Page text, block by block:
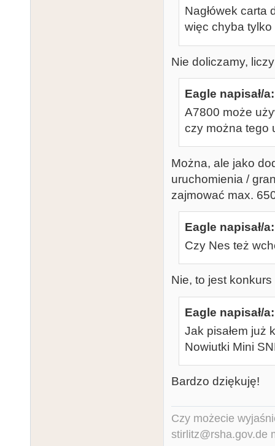
Nagłówek carta
więc chyba
Nie doliczamy,
Eagle napisał/a:
A7800 może
czy można tego
Można, ale jako
uruchomienia /
zajmować max.
Eagle napisał/a:
Czy Nes też
Nie, to jest
Eagle napisał/a:
Jak pisałem już
Nowiutki Mini
Bardzo dziękuję!
Czy możecie
stirlitz@rsha.gov.de